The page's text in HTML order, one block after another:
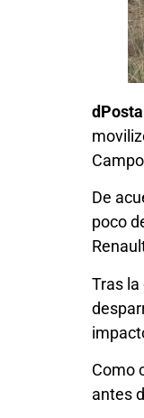
De
poco
Tras
Como
antes